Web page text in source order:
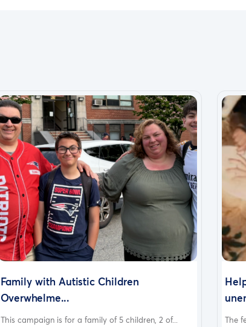
Family with Autistic Children
Overwhelme...
This campaign is for a family of 5 children, 2 of... The